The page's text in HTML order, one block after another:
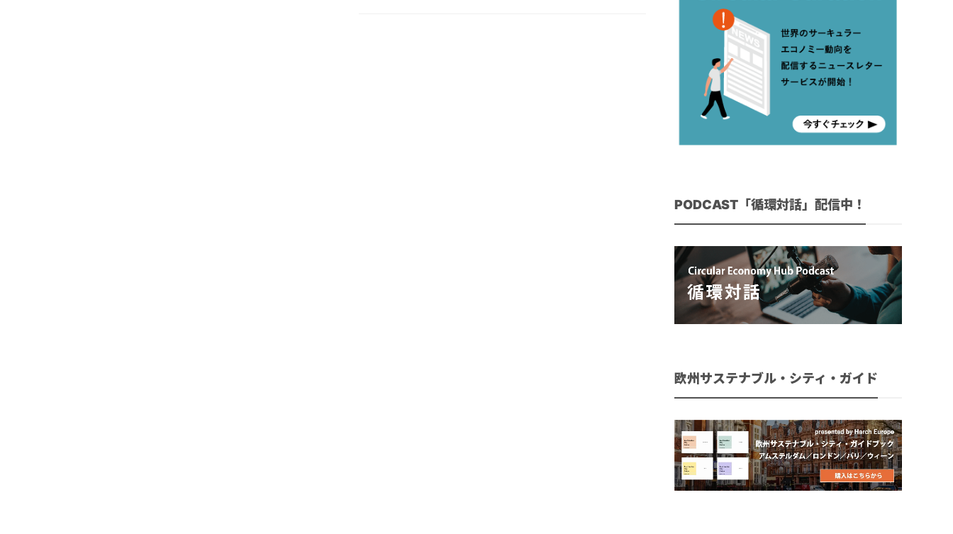
PODCAST「循環対話」配信中！
欧州サステナブル・シティ・ガイド